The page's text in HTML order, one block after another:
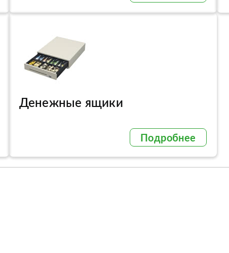
Денежные ящики
Подробнее